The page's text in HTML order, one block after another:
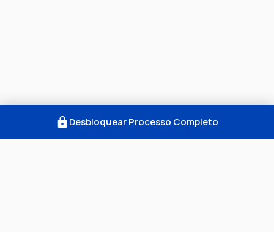
Desbloquear Processo Completo